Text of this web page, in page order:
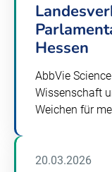
Hessen
AbbVie
Wissenschaft
Weichen für
20.03.2026